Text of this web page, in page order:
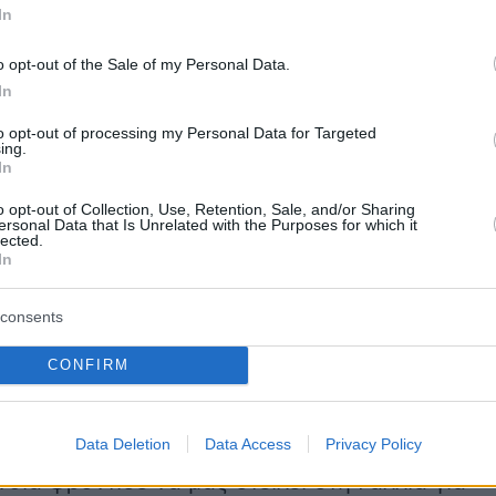
opt-out of the Sale of my Personal Data.
opt-out of processing my Personal Data for Targeted
opt-out of Collection, Use, Retention, Sale, and/or Sharing
Data that Is Unrelated with the Purposes for which it
CONFIRM
Data Deletion Data Access Privacy Policy
τους Έλληνες στη φιλοξενία
το πόδι τους τουλάχιστον ένα μήνα
των Ολυμπιακών Αγώνων προκειμένου να
κατάλληλα και να εγκλιματιστούν. Στο
κύλησαν όλα ομαλά, με αποτέλεσμα οι
να φτάσουν στην επίσημη διοργάνωση
τόσο αθλητικά όσο και
φρόντισε να μας στείλει στη Γαλλία για